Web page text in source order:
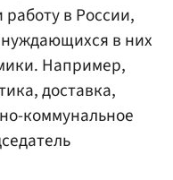
в России,
в них
Например,
доставка,
коммунальное